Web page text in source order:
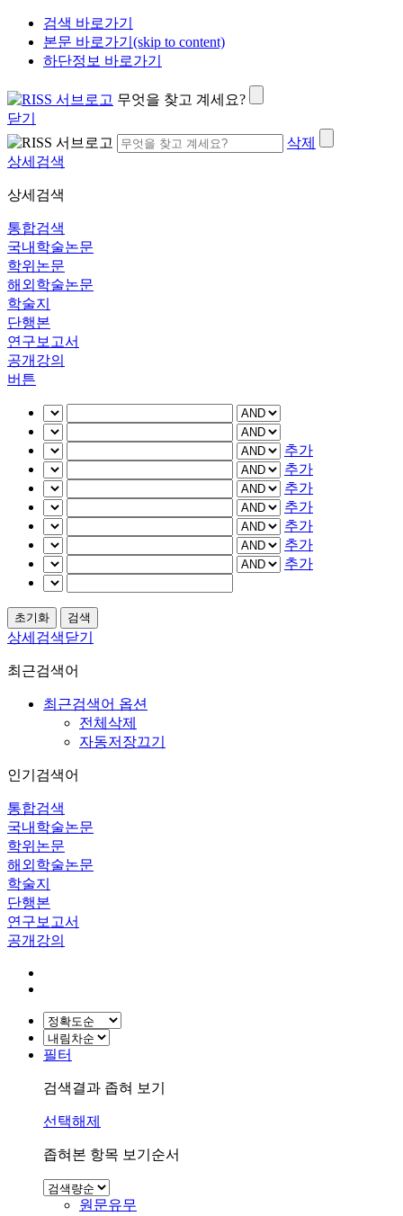
검색 바로가기
본문 바로가기(skip to content)
하단정보 바로가기
무엇을 찾고 계세요?
닫기
삭제
상세검색
상세검색
통합검색
국내학술논문
학위논문
해외학술논문
학술지
단행본
연구보고서
공개강의
버튼
추가
추가
추가
추가
추가
추가
추가
상세검색닫기
최근검색어
최근검색어 옵션
전체삭제
자동저장끄기
인기검색어
통합검색
국내학술논문
학위논문
해외학술논문
학술지
단행본
연구보고서
공개강의
필터
검색결과 좁혀 보기
선택해제
좁혀본 항목 보기순서
원문유무